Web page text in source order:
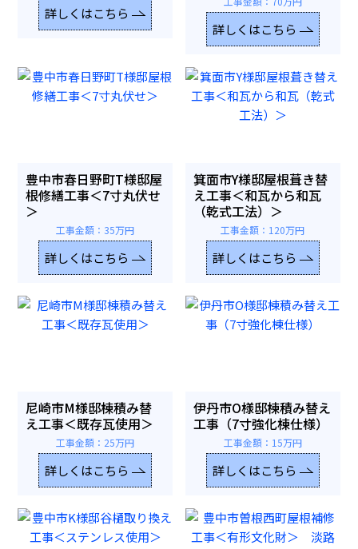
詳しくはこちら
詳しくはこちら
豊中市春日野町T様邸屋
根修繕工事＜7寸丸伏せ
＞
工事金額：35万円
詳しくはこちら
箕面市Y様邸屋根葺き替
え工事＜和瓦から和瓦
（乾式工法）＞
工事金額：120万円
詳しくはこちら
尼崎市M様邸棟積み替
え工事＜既存瓦使用＞
工事金額：25万円
詳しくはこちら
伊丹市O様邸棟積み替え
工事（7寸強化棟仕様）
工事金額：15万円
詳しくはこちら